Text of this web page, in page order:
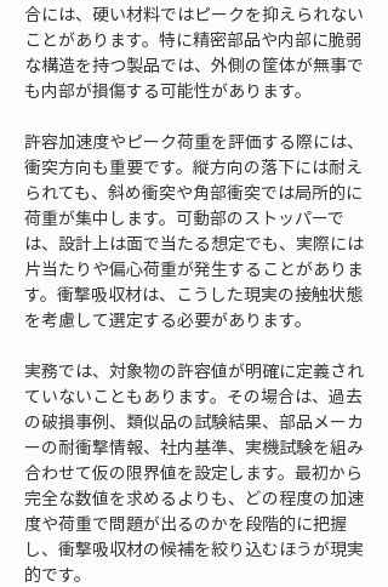
合には、硬い材料ではピークを抑えられない
ことがあります。特に精密部品や内部に脆弱
な構造を持つ製品では、外側の筐体が無事で
も内部が損傷する可能性があります。
許容加速度やピーク荷重を評価する際には、
衝突方向も重要です。縦方向の落下には耐え
られても、斜め衝突や角部衝突では局所的に
荷重が集中します。可動部のストッパーで
は、設計上は面で当たる想定でも、実際には
片当たりや偏心荷重が発生することがありま
す。衝撃吸収材は、こうした現実の接触状態
を考慮して選定する必要があります。
実務では、対象物の許容値が明確に定義され
ていないこともあります。その場合は、過去
の破損事例、類似品の試験結果、部品メーカ
ーの耐衝撃情報、社内基準、実機試験を組み
合わせて仮の限界値を設定します。最初から
完全な数値を求めるよりも、どの程度の加速
度や荷重で問題が出るのかを段階的に把握
し、衝撃吸収材の候補を絞り込むほうが現実
的です。